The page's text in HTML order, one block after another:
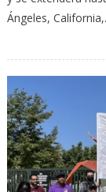
Ángeles,